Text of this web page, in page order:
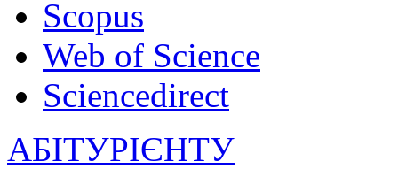
Scopus
Web of Science
Sciencedirect
АБІТУРІЄНТУ